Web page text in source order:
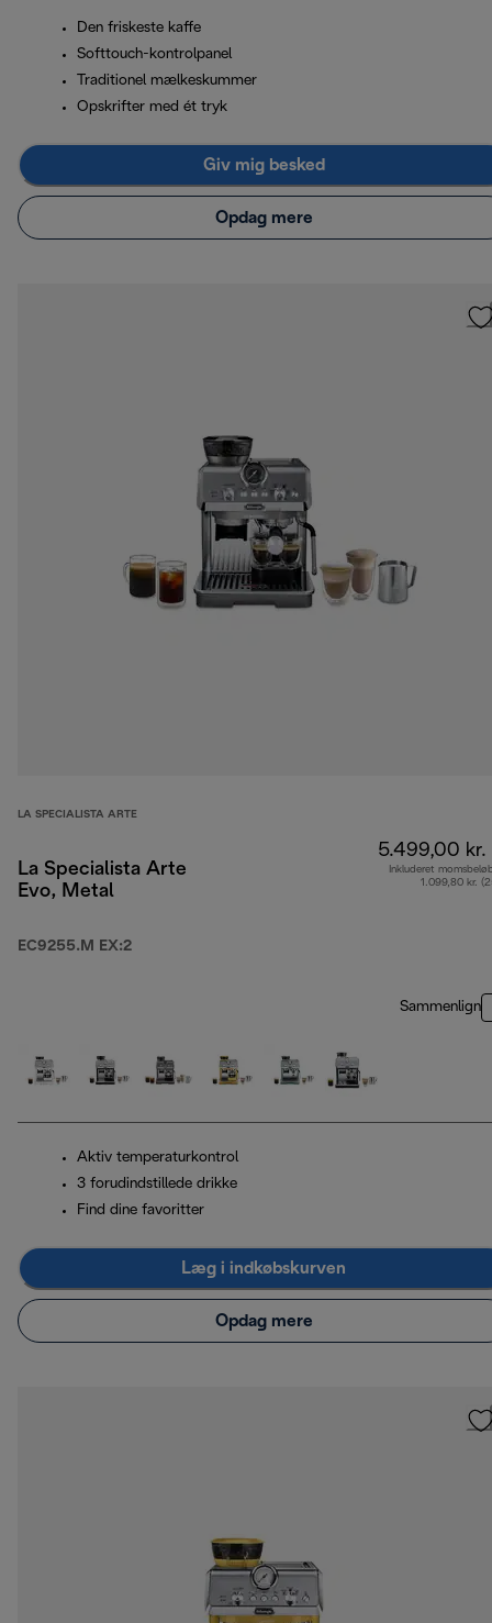
Den friskeste kaffe
Softtouch-kontrolpanel
Traditionel mælkeskummer
Opskrifter med ét tryk
Giv mig besked
Opdag mere
LA SPECIALISTA ARTE
La Specialista Arte
Evo, Metal
EC9255.M EX:2
5.499,00 kr.
Inkluderet
1.099,80 kr.
Sammenlign
Aktiv temperaturkontrol
3 forudindstillede drikke
Find dine favoritter
Læg i indkøbskurven
Opdag mere